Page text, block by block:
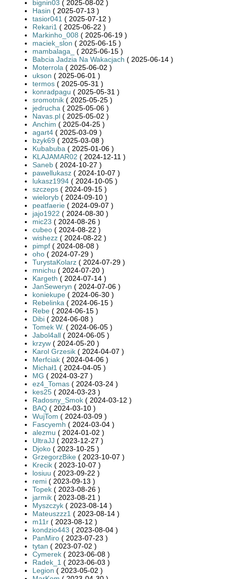
bignin03 ( 2025-08-02 )
Hasin ( 2025-07-13 )
tasior041 ( 2025-07-12 )
Rekari1 ( 2025-06-22 )
Markinho_008 ( 2025-06-19 )
maciek_slon ( 2025-06-15 )
mambalaga_
( 2025-06-15 )
Babcia Jadzia Na Wakacjach ( 2025-06-14 )
Moterrola ( 2025-06-02 )
ukson ( 2025-06-01 )
termos ( 2025-05-31 )
konradpagu ( 2025-05-31 )
sromotnik ( 2025-05-25 )
jedrucha ( 2025-05-06 )
Navas.pl ( 2025-05-02 )
Anchim ( 2025-04-25 )
agart4 ( 2025-03-09 )
bzyk69 ( 2025-03-08 )
Kubabuba ( 2025-01-06 )
KLAJAMAR02 ( 2024-12-11 )
Saneb ( 2024-10-27 )
pawellukasz ( 2024-10-07 )
lukasz1994 ( 2024-10-05 )
szczeps ( 2024-09-15 )
wieloryb ( 2024-09-10 )
peatfaerie ( 2024-09-07 )
jajo1922 ( 2024-08-30 )
mic23 ( 2024-08-26 )
cubeo ( 2024-08-22 )
wishezz ( 2024-08-22 )
pimpf ( 2024-08-08 )
oho ( 2024-07-29 )
TurystaKolarz ( 2024-07-29 )
mnichu ( 2024-07-20 )
Kargeth ( 2024-07-14 )
JanSeweryn ( 2024-07-06 )
koniekupe ( 2024-06-30 )
Rebelinka ( 2024-06-15 )
Rebe ( 2024-06-15 )
Dibi ( 2024-06-08 )
Tomek W. ( 2024-06-05 )
Jabol4all ( 2024-06-05 )
krzyw ( 2024-05-20 )
Karol Grzesik ( 2024-04-07 )
Merfciak ( 2024-04-06 )
Michał1 ( 2024-04-05 )
MG ( 2024-03-27 )
ez4_Tomas ( 2024-03-24 )
kes25 ( 2024-03-23 )
Radosny_Smok ( 2024-03-12 )
BAQ ( 2024-03-10 )
WujTom ( 2024-03-09 )
Fascyemh ( 2024-03-04 )
alezmu ( 2024-01-02 )
UltraJJ ( 2023-12-27 )
Djoko ( 2023-10-25 )
GrzegorzBike ( 2023-10-07 )
Krecik ( 2023-10-07 )
losiuu ( 2023-09-22 )
remi ( 2023-09-13 )
Topek ( 2023-08-26 )
jarmik ( 2023-08-21 )
Myszczyk ( 2023-08-14 )
Mateuszzz1 ( 2023-08-14 )
m11r ( 2023-08-12 )
kondzio443 ( 2023-08-04 )
PanMiro ( 2023-07-23 )
tytan ( 2023-07-02 )
Cymerek ( 2023-06-08 )
Radek_1 ( 2023-06-03 )
Legion ( 2023-05-02 )